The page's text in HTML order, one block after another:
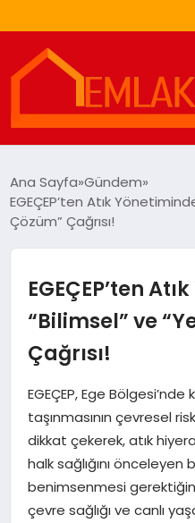
EKONOMI
MAGAZIN
SAĞLIK
SIYASET
SPOR
Ana Sayfa Gündem
EGEÇEP’ten Atık
Çözüm” Çağrısı!
EGEÇEP’ten
“Bilimsel” ve
Çağrısı!
EGEÇEP, Ege Bölgesi’nde
taşınmasının çevresel
dikkat çekerek, atık
halk sağlığını önceleyen
benimsenmesi
çevre sağlığı ve canlı